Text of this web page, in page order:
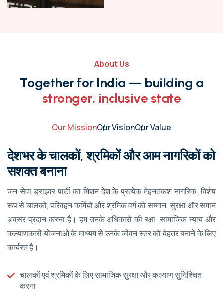
About Us
Togetherfor India — building a
stronger, inclusive state
Our MissionOur VisionOur Value
देशभर के चालकों, श्रमिकों और आम नागरिकों को
सशक्त बनाना
जन सेवा ड्राइवर पार्टी का मिशन देश के प्रत्येक मेहनतकश नागरिक, विशेष
रूप से चालकों, परिवहन कर्मियों और श्रमिक वर्ग को सम्मान, सुरक्षा और समान
अवसर प्रदान करना है। हम उनके अधिकारों की रक्षा, सामाजिक न्याय और
कल्याणकारी योजनाओं के माध्यम से उनके जीवन स्तर को बेहतर बनाने के लिए
कार्यरत हैं।
चालकों एवं श्रमिकों के लिए सामाजिक सुरक्षा और कल्याण सुनिश्चित
करना